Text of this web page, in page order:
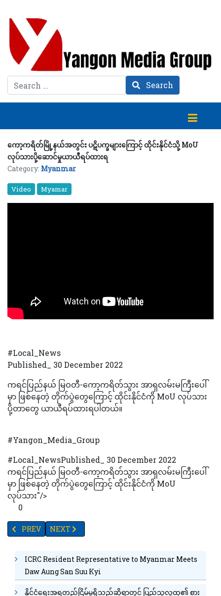
Search Search
ကော့ကရိတ်မြို့နယ်အတွင်း ပဋိပက္ခများကြောင့် ထိုင်းနိုင်ငံသို့ MoU
လုပ်သားပို့ဆောင်မှုယာယီရပ်ထားရ
Category: Myanmar
Video Myamar
#Local_News
Published_ 30 December 2022
ကရင်ပြည်နယ် မြဝတီ-ကော့ကရိတ်သွား အာရှလမ်းမကြီးပေါ်
မှာ ဖြစ်နေတဲ့ တိုက်ပွဲတွေကြောင့် ထိုင်းနိုင်ငံကို MoU လုပ်သား
ပို့တာတွေ ယာယီရပ်ထားရပါတယ်။
#Yangon_Media_Group
#Local_NewsPublished_ 30 December 2022
ကရင်ပြည်နယ် မြဝတီ-ကော့ကရိတ်သွား အာရှလမ်းမကြီးပေါ်
မှာ ဖြစ်နေတဲ့ တိုက်ပွဲတွေကြောင့် ထိုင်းနိုင်ငံကို MoU
လုပ်သား"/>
0
PREVIOUS ARTICLE: မြန်မာအလုပ်သမား (၆၀၀)ကျော်ကို ဂျပန်ကုမ္
PREV NEXT ARTICLE: ကုန်ကားပိမိသည့် အိမ်ကားပေါ်ပါ အသ
NEXT
ICRC Resident Representative to Myanmar Meets
Daw Aung San Suu Kyi
နိုင်ငံရေးအရတည်ငြိမ်မှုရှိသည်ဆိုရာတွင် ပြည်သူလူထု၏ စား